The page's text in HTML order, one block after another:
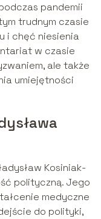
pandemii
trudnym czasie
i chęć niesienia
w czasie
ale także
umiejętności
Kosiniak-
polityczną. Jego
medyczne
do polityki,